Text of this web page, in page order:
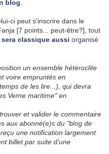
blog
ci peut s'inscrire dans le
[7 points... peut-être?], tout
sera classique aussi organisé
un ensemble hétéroclite
voire empruntés en
de les lire...), qui devra
Verne maritime" en
et valider le commentaire
aux abonné(e)s du "blog de
une notification largement
billet par suite d'une